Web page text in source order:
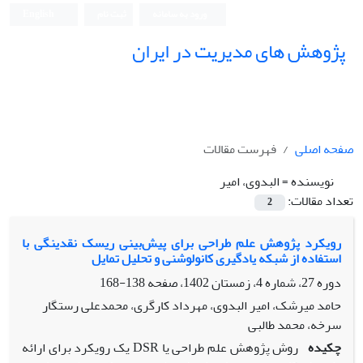
پژوهش های مدیریت در ایران
صفحه اصلی
فهرست مقالات
نویسنده =البدوی، امیر
تعداد مقالات:
2
رویکرد پژوهش علم طراحی برای پیش‌بینی ریسک نقدینگی با
استفاده از شبکه یادگیری کانولوشنی و تحلیل تمایل
دوره 27، شماره 4، زمستان 1402، صفحه
138-168
حامد میرشک، امیر البدوی، مهرداد کارگری، محمدعلی رستگار
سرخه، محمد طالبی
چکیده
روش پژوهش علم طراحی یا DSR یک رویکرد برای ارائه